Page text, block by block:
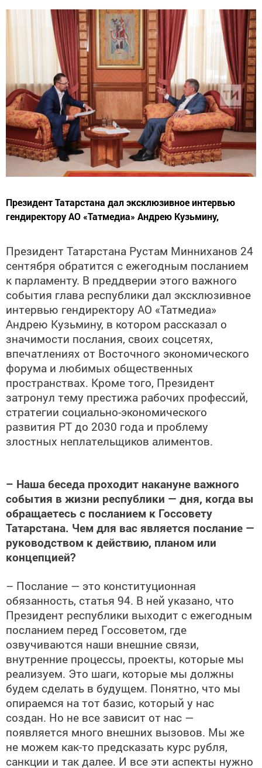
Президент Татарстана дал эксклюзивное интервью
гендиректору АО «Татмедиа» Андрею Кузьмину,
Президент Татарстана Рустам Минниханов 24
сентября обратится с ежегодным посланием
к парламенту. В преддверии этого важного
события глава республики дал эксклюзивное
интервью гендиректору АО «Татмедиа»
Андрею Кузьмину, в котором рассказал о
значимости послания, своих соцсетях,
впечатлениях от Восточного экономического
форума и любимых общественных
пространствах. Кроме того, Президент
затронул тему престижа рабочих профессий,
стратегии социально-экономического
развития РТ до 2030 года и проблему
злостных неплательщиков алиментов.
– Наша беседа проходит накануне важного
события в жизни республики — дня, когда вы
обращаетесь с посланием к Госсовету
Татарстана. Чем для вас является послание —
руководством к действию, планом или
концепцией?
– Послание — это конституционная
обязанность, статья 94. В ней указано, что
Президент республики выходит с ежегодным
посланием перед Госсоветом, где
озвучиваются наши внешние связи,
внутренние процессы, проекты, которые мы
реализуем. Это шаги, которые мы должны
будем сделать в будущем. Понятно, что мы
опираемся на тот базис, который у нас
создан. Но не все зависит от нас —
появляется много внешних вызовов. Мы же
не можем как-то предсказать курс рубля,
санкции и так далее. И все эти аспекты нужно